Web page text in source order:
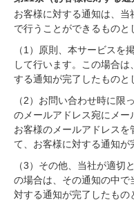
お客様に対する通知は、
で行うことができるものと
（1）原則、本サービスを
して行います。この場合
する通知が完了したものと
（2）お問い合わせ時に限
のメールアドレス宛にメー
お客様のメールアドレス
て、お客様に対する通知が
（3）その他、当社が適切
の場合は、その通知の中で
対する通知が完了したもの